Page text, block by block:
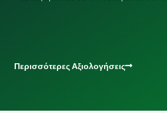
Περισσότερες Αξιολογήσεις